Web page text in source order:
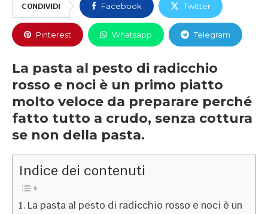
CONDIVIDI Facebook Twitter
Pinterest Whatsapp Telegram
La pasta al pesto di radicchio
rosso e noci è un primo piatto
molto veloce da preparare perché
fatto tutto a crudo, senza cottura
se non della pasta.
Indice dei contenuti
La pasta al pesto di radicchio rosso e noci è un